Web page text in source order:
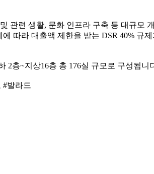
관련 생활, 문화 인프라 구축 등 대규
따라 대출액 제한을 받는 DSR 40% 규
2층~지상16층 총 176실 규모로 구성됩니
#발라드